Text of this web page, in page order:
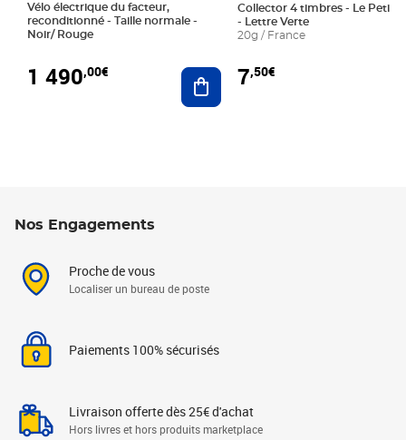
Vélo électrique du facteur,
reconditionné - Taille normale -
Noir/ Rouge
1 490,00€ Ajouter au panier
Collector 4 timbres - Le Petit
- Lettre Verte
20g / France
7,50€
Nos Engagements
Proche de vous
Localiser un bureau de poste
Paiements 100% sécurisés
Livraison offerte dès 25€ d'achat
Hors livres et hors produits marketplace